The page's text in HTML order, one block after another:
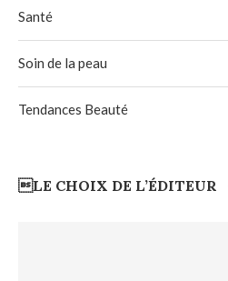
Santé
Soin de la peau
Tendances Beauté
LE CHOIX DE L’ÉDITEUR